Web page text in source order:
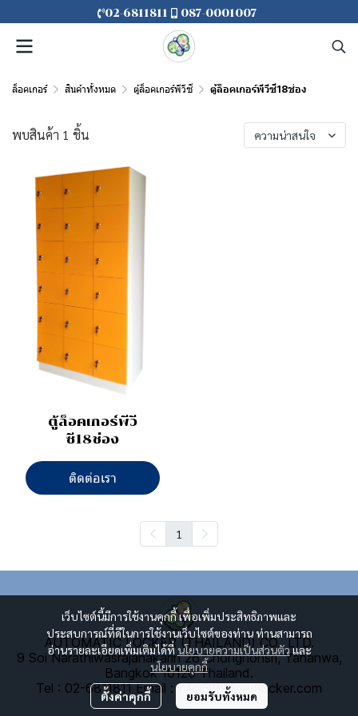
02-6811811 087-0001007
ล็อคเกอร์ สินค้าทั้งหมด ตู้ล็อคเกอร์พีวีซี ตู้ล็อคเกอร์พีวีซี18ช่อง
พบสินค้า 1 ชิ้น ความน่าสนใจ
ตู้ล็อคเกอร์พีวี
ซี18ช่อง
ติดต่อเรา
1
เว็บไซต์นี้มีการใช้งานคุกกี้ เพื่อเพิ่มประสิทธิภาพและ
ประสบการณ์ที่ดีในการใช้งานเว็บไซต์ของท่าน ท่านสามารถ
อ่านรายละเอียดเพิ่มเติมได้ที่นโยบายความเป็นส่วนตัวและ
นโยบายคุกกี้
ตั้งค่าคุกกี้ ยอมรับทั้งหมด
AUTOMATIC LOCKER (THAILAND) CO., LTD.
9 Soi Narathiwasrajanakarin 26 Chongnonsri, Yananwa,
Bangkok 10120 Thailand.
Tel : 02-6811811Email : info@thailandlocker.com